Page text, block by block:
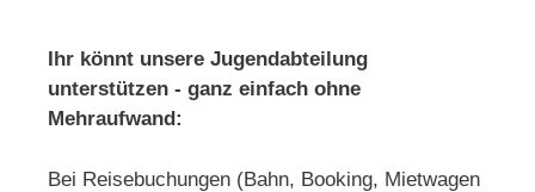
Ihr könnt unsere Jugendabteilung
unterstützen - ganz einfach ohne
Mehraufwand:
Bei Reisebuchungen (Bahn, Booking, Mietwagen